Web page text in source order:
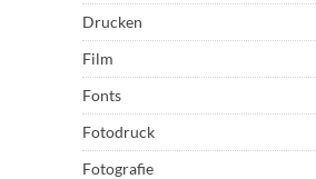
Drucken
Film
Fonts
Fotodruck
Fotografie